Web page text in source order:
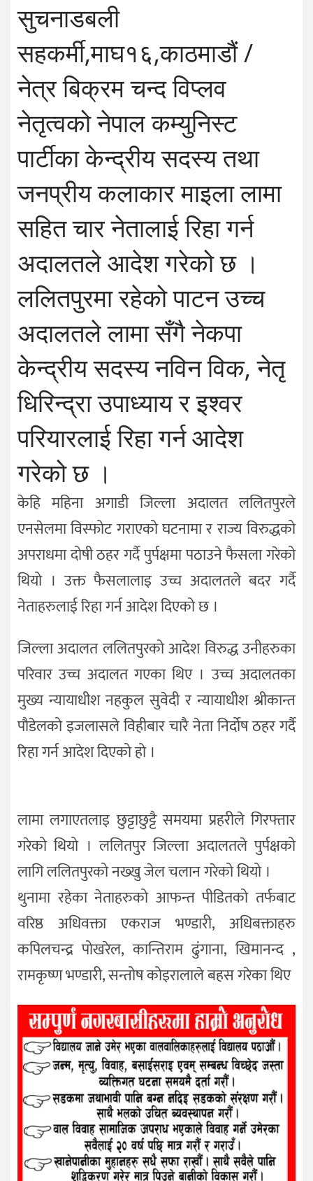
सुचनाडबली
सहकर्मी,माघ१६,काठमाडौं /
नेत्र बिक्रम चन्द विप्लव
नेतृत्वको नेपाल कम्युनिस्ट
पार्टीका केन्द्रीय सदस्य तथा
जनप्रीय कलाकार माइला लामा
सहित चार नेतालाई रिहा गर्न
अदालतले आदेश गरेको छ ।
ललितपुरमा रहेको पाटन उच्च
अदालतले लामा सँगै नेकपा
केन्द्रीय सदस्य नविन विक, नेतृ
धिरिन्द्रा उपाध्याय र इश्वर
परियारलाई रिहा गर्न आदेश
गरेको छ ।
केहि महिना अगाडी जिल्ला अदालत ललितपुरले
एनसेलमा विस्फोट गराएको घटनामा र राज्य विरुद्धको
अपराधमा दोषी ठहर गर्दै पुर्पक्षमा पठाउने फैसला गरेको
थियो । उक्त फैसलालाइ उच्च अदालतले बदर गर्दै
नेताहरुलाई रिहा गर्न आदेश दिएको छ ।
जिल्ला अदालत ललितपुरको आदेश विरुद्ध उनीहरुका
परिवार उच्च अदालत गएका थिए । उच्च अदालतका
मुख्य न्यायाधीश नहकुल सुवेदी र न्यायाधीश श्रीकान्त
पौडेलको इजलासले विहीबार चारै नेता निर्दोष ठहर गर्दै
रिहा गर्न आदेश दिएको हो ।
लामा लगाएतलाइ छुट्टाछुट्टै समयमा प्रहरीले गिरफ्तार
गरेको थियो । ललितपुर जिल्ला अदालतले पुर्पक्षको
लागि ललितपुरको नख्खु जेल चलान गरेको थियो ।
थुनामा रहेका नेताहरुको आफन्त पीडितको तर्फबाट
वरिष्ठ अधिवक्ता एकराज भण्डारी, अधिबक्ताहरु
कपिलचन्द्र पोखरेल, कान्तिराम ढुंंगाना, खिमानन्द ,
रामकृष्ण भण्डारी, सन्तोष कोइरालाले बहस गरेका थिए